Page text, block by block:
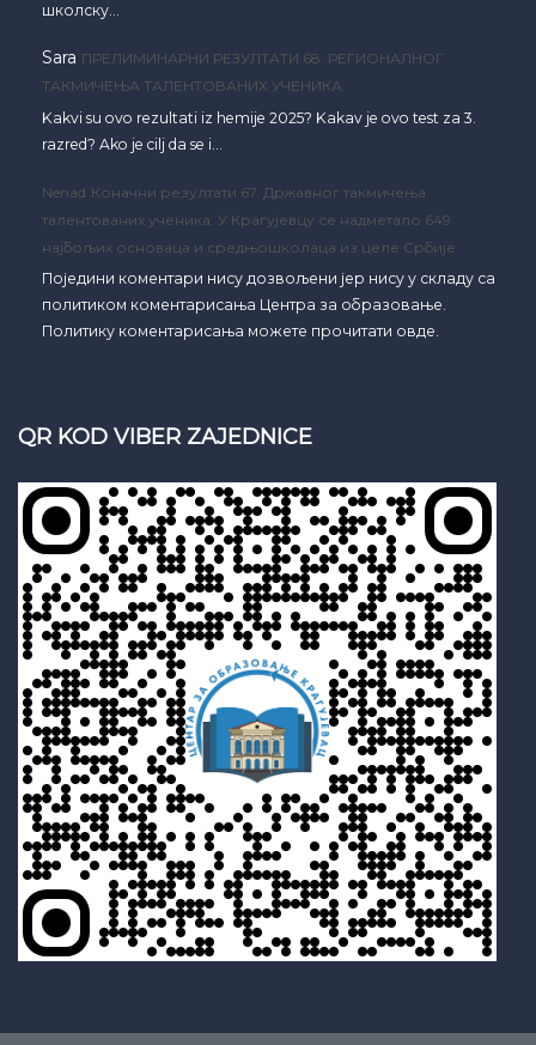
школску…
Sara ПРЕЛИМИНАРНИ РЕЗУЛТАТИ 68. РЕГИОНАЛНОГ
ТАКМИЧЕЊА ТАЛЕНТОВАНИХ УЧЕНИКА
Kakvi su ovo rezultati iz hemije 2025? Kakav je ovo test za 3.
razred? Ako je cilj da se i…
Nenad Коначни резултати 67. Државног такмичења
талентованих ученика: У Крагујевцу се надметало 649
најбољих основаца и средњошколаца из целе Србије
Поједини коментари нису дозвољени јер нису у складу са
политиком коментарисања Центра за образовање.
Политику коментарисања можете прочитати овде.
QR KOD VIBER ZAJEDNICE